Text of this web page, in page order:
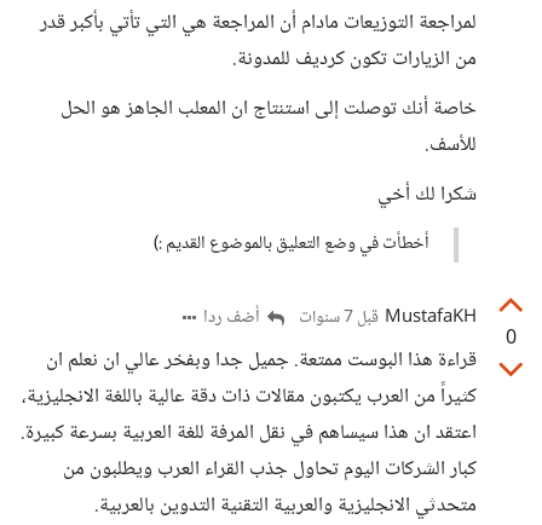
لمراجعة التوزيعات مادام أن المراجعة هي التي تأتي بأكبر قدر
من الزيارات تكون كرديف للمدونة.
خاصة أنك توصلت إلى استنتاج ان المعلب الجاهز هو الحل
للأسف.
شكرا لك أخي
أخطأت في وضع التعليق بالموضوع القديم :)
0
MustafaKH قبل 7 سنوات أضف ردا
قراءة هذا البوست ممتعة. جميل جدا وبفخر عالي ان نعلم ان
كثيراً من العرب يكتبون مقالات ذات دقة عالية باللغة الانجليزية،
اعتقد ان هذا سيساهم في نقل المرفة للغة العربية بسرعة كبيرة.
كبار الشركات اليوم تحاول جذب القراء العرب ويطلبون من
متحدثي الانجليزية والعربية التقنية التدوين بالعربية.